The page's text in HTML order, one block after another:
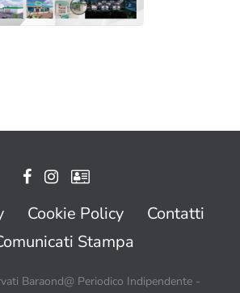
Cookie Policy
Contatti
Stampa
Baraond@ Periodico Indipendente -